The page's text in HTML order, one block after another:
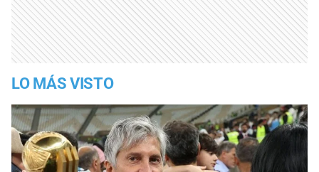
LO MÁS VISTO